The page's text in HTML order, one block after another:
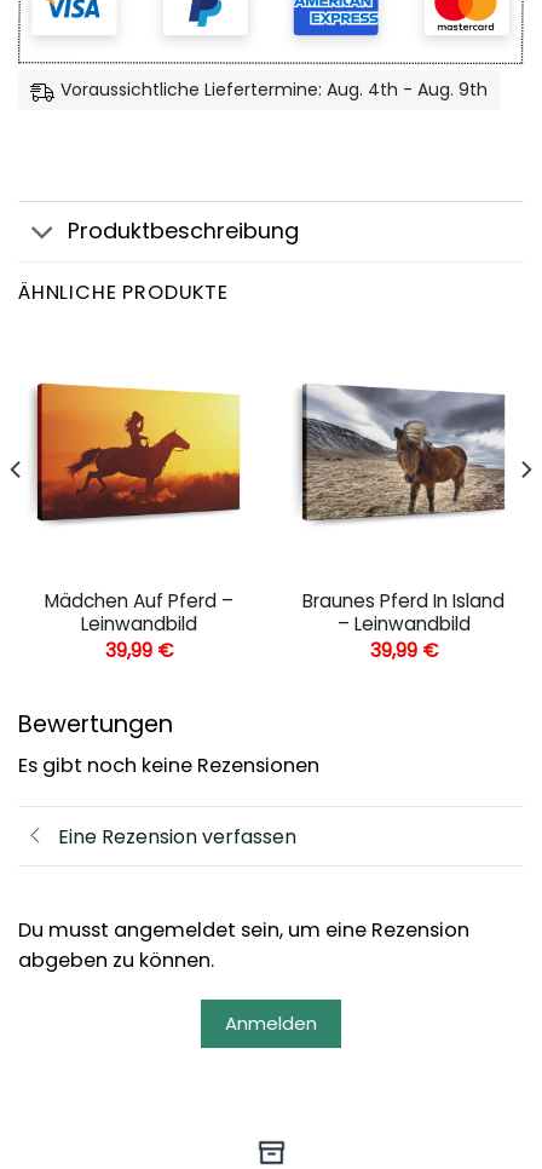
Voraussichtliche Liefertermine: Aug. 4th - Aug. 9th
Produktbeschreibung
ÄHNLICHE PRODUKTE
Mädchen Auf Pferd –
Leinwandbild
39,99 €
Braunes Pferd In Island
– Leinwandbild
39,99 €
Bewertungen
Es gibt noch keine Rezensionen
Eine Rezension verfassen
Du musst angemeldet sein, um eine Rezension
abgeben zu können.
Anmelden